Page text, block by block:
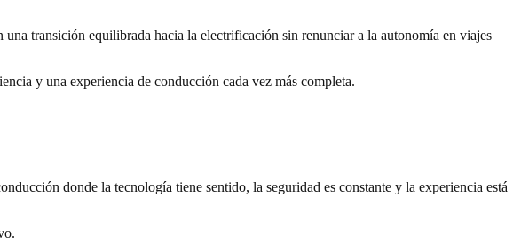
una transición equilibrada hacia la electrificación sin renunciar a la autonomía en viajes
y una experiencia de conducción cada vez más completa.
donde la tecnología tiene sentido, la seguridad es constante y la experiencia está